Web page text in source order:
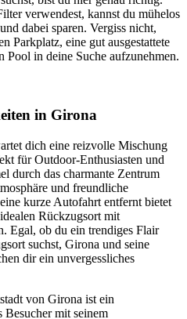
verwendest, kannst du mühelos
dabei sparen. Vergiss nicht,
Parkplatz, eine gut ausgestattete
Pool in deine Suche aufzunehmen.
in Girona
dich eine reizvolle Mischung
für Outdoor-Enthusiasten und
durch das charmante Zentrum
und freundliche
kurze Autofahrt entfernt bietet
Rückzugsort mit
Egal, ob du ein trendiges Flair
suchst, Girona und seine
dir ein unvergessliches
von Girona ist ein
Besucher mit seinem